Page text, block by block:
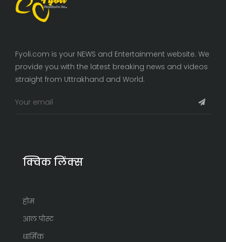
Fyoli.com is your NEWS and Entertainment website. We
provide you with the latest breaking news and videos
straight from Uttrakhand and World.
क्विक लिंक्स
होम
आल पोस्ट
धार्मिक